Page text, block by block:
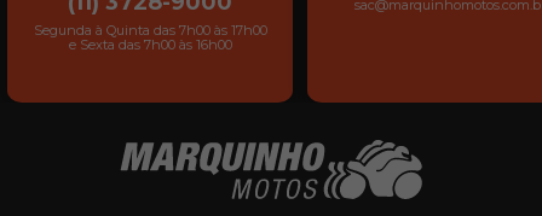
Segunda à Quinta das 7h00 às 17h00
e Sexta das 7h00 às 16h00